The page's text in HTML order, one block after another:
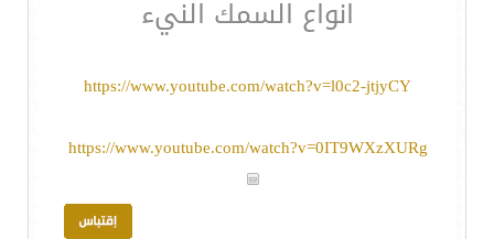
انواع السمك النيء
https://www.youtube.com/watch?v=l0c2-jtjyCY
https://www.youtube.com/watch?v=0IT9WXzXURg